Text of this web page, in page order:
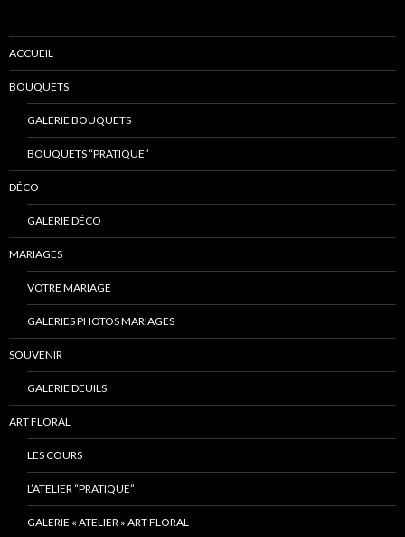
ACCUEIL
BOUQUETS
GALERIE BOUQUETS
BOUQUETS “PRATIQUE”
DÉCO
GALERIE DÉCO
MARIAGES
VOTRE MARIAGE
GALERIES PHOTOS MARIAGES
SOUVENIR
GALERIE DEUILS
ART FLORAL
LES COURS
L’ATELIER “PRATIQUE”
GALERIE « ATELIER » ART FLORAL